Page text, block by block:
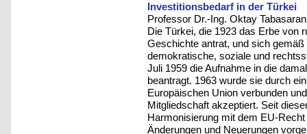
Investitionsbedarf in der Türkei
Professor Dr.-Ing. Oktay Tabasaran
Die Türkei, die 1923 das Erbe von
Geschichte antrat, und sich
demokratische, soziale und
Juli 1959 die Aufnahme in die
beantragt. 1963 wurde sie durch
Europäischen Union verbunden
Mitgliedschaft akzeptiert. Seit
Harmonisierung mit dem EU-
Änderungen und Neuerungen